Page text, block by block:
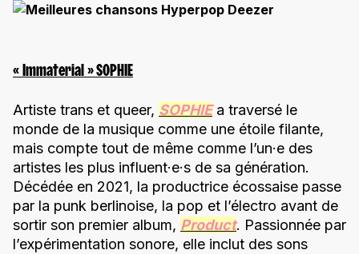
« Immaterial » SOPHIE
Artiste trans et queer, SOPHIEa traversé le
monde de la musique comme une étoile filante,
mais compte tout de même comme l’un·e des
artistes les plus influent·e·s de sa génération.
Décédée en 2021, la productrice écossaise passe
par la punk berlinoise, la pop et l’électro avant de
sortir son premier album, Product. Passionnée par
l’expérimentation sonore, elle inclut des sons